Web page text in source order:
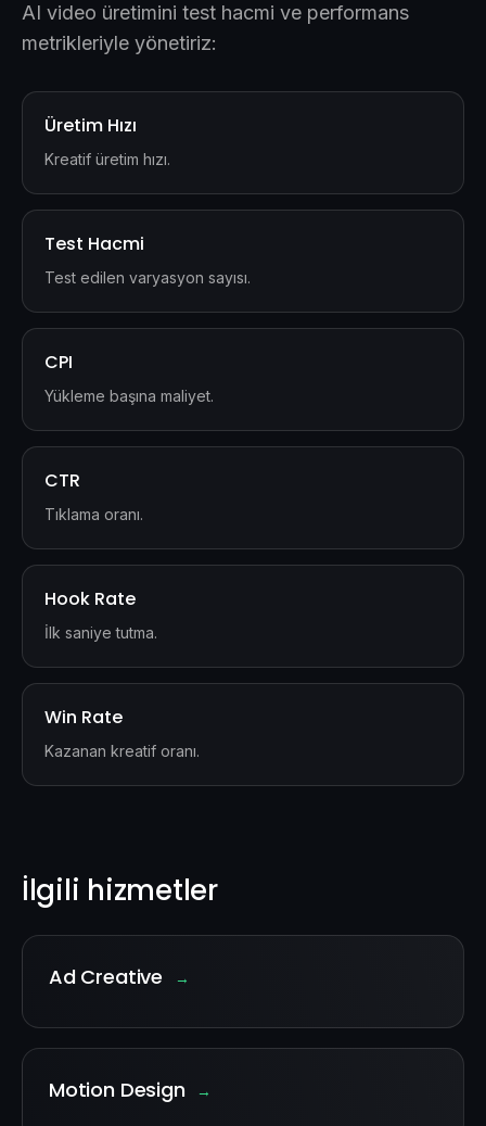
AI video üretimini test hacmi ve performans
metrikleriyle yönetiriz:
Üretim Hızı
Kreatif üretim hızı.
Test Hacmi
Test edilen varyasyon sayısı.
CPI
Yükleme başına maliyet.
CTR
Tıklama oranı.
Hook Rate
İlk saniye tutma.
Win Rate
Kazanan kreatif oranı.
İlgili hizmetler
Ad Creative →
Motion Design →